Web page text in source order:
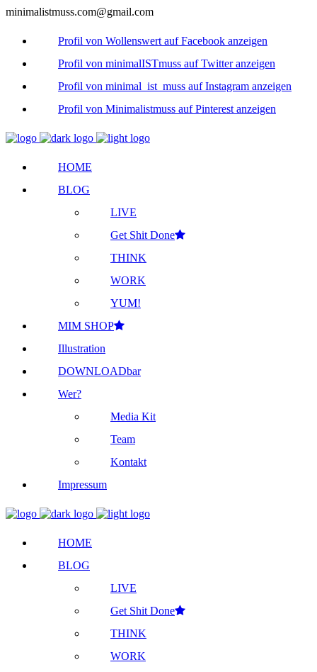
minimalistmuss.com@gmail.com
Profil von Wollenswert auf Facebook anzeigen
Profil von minimalISTmuss auf Twitter anzeigen
Profil von minimal_ist_muss auf Instagram anzeigen
Profil von Minimalistmuss auf Pinterest anzeigen
HOME
BLOG
LIVE
Get Shit Done
THINK
WORK
YUM!
MIM SHOP
Illustration
DOWNLOADbar
Wer?
Media Kit
Team
Kontakt
Impressum
HOME
BLOG
LIVE
Get Shit Done
THINK
WORK